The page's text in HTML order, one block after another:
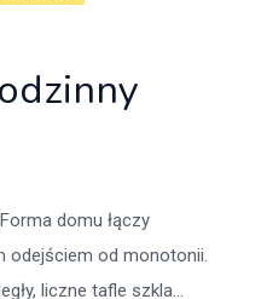
domu łączy
odejściem od monotonii.
liczne tafle szkla...